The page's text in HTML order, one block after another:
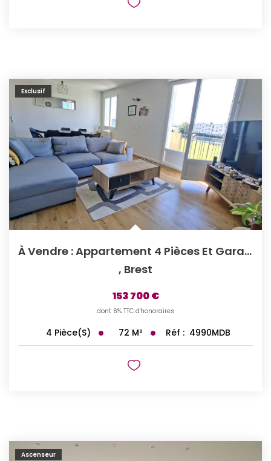
Exclusif
À Vendre : Appartement 4 Pièces Et Garage, À Brest - ...
, Brest
153 700 €
dont 6% TTC d'honoraires
4 Pièce(s) 72 M² Réf : 4990MDB
Ascenseur